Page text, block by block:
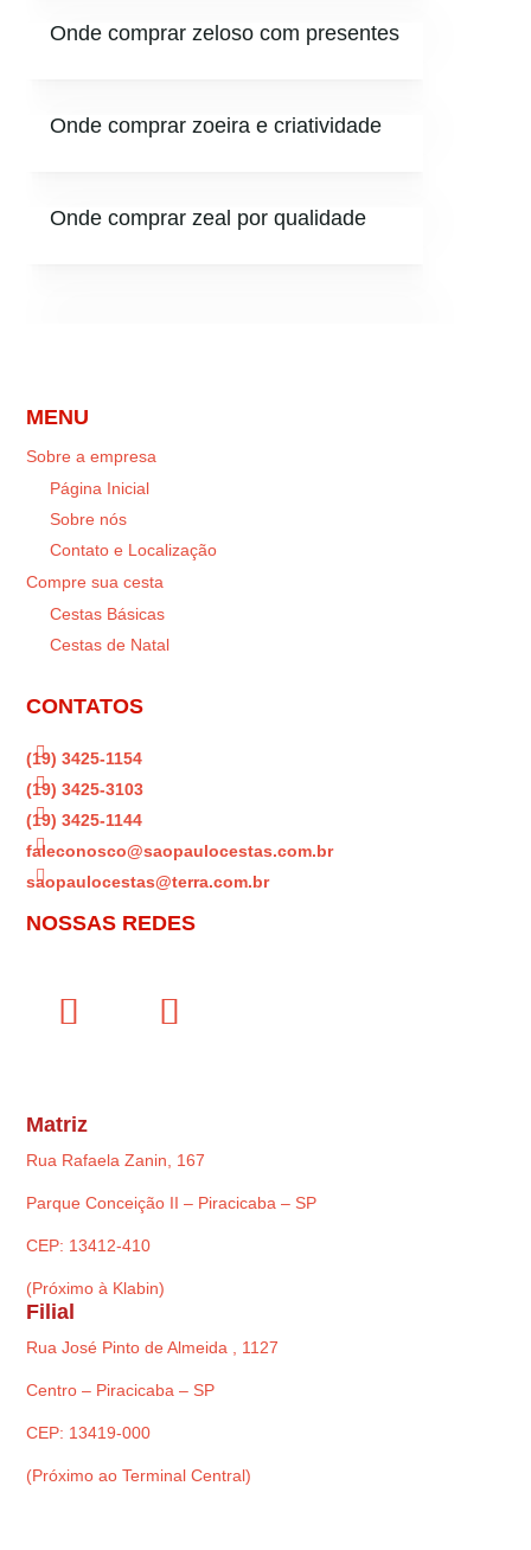
Onde comprar zeloso com presentes
Onde comprar zoeira e criatividade
Onde comprar zeal por qualidade
MENU
Sobre a empresa
Página Inicial
Sobre nós
Contato e Localização
Compre sua cesta
Cestas Básicas
Cestas de Natal
CONTATOS

(19) 3425-1154

(19) 3425-3103

(19) 3425-1144

faleconosco@saopaulocestas.com.br

saopaulocestas@terra.com.br
NOSSAS REDES
Matriz
Rua Rafaela Zanin, 167
Parque Conceição II – Piracicaba – SP
CEP: 13412-410
(Próximo à Klabin)
Filial
Rua José Pinto de Almeida , 1127
Centro – Piracicaba – SP
CEP: 13419-000
(Próximo ao Terminal Central)